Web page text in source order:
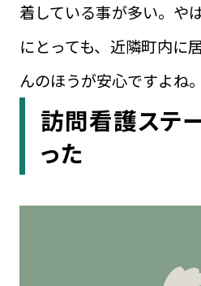
着している事が多い。や
にとっても、近隣町内に
んのほうが安心ですよね。
訪問看護ステ
った